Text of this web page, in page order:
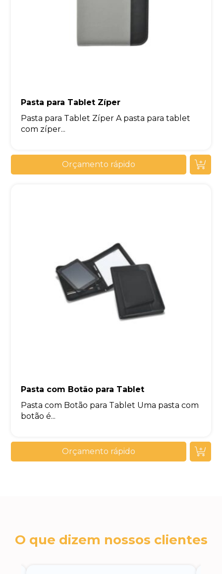
Pasta para Tablet Zíper
Pasta para Tablet Zíper A pasta para tablet
com zíper...
Orçamento rápido
Pasta com Botão para Tablet
Pasta com Botão para Tablet Uma pasta com
botão é...
Orçamento rápido
O que dizem nossos clientes